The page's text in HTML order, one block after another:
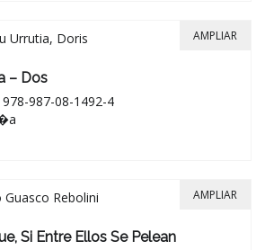
Urrutia, Doris
– Dos
978-987-08-1492-4
AMPLIAR
Guasco Rebolini
Si Entre Ellos Se Pelean
AMPLIAR